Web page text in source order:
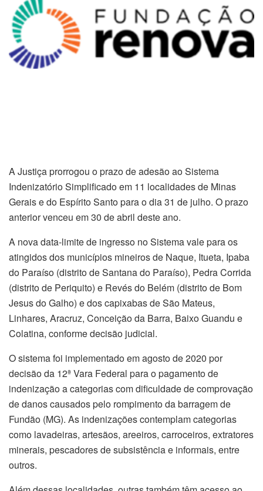
A Justiça prorrogou o prazo de adesão ao Sistema
Indenizatório Simplificado em 11 localidades de Minas
Gerais e do Espírito Santo para o dia 31 de julho. O prazo
anterior venceu em 30 de abril deste ano.
A nova data-limite de ingresso no Sistema vale para os
atingidos dos municípios mineiros de Naque, Itueta, Ipaba
do Paraíso (distrito de Santana do Paraíso), Pedra Corrida
(distrito de Periquito) e Revés do Belém (distrito de Bom
Jesus do Galho) e dos capixabas de São Mateus,
Linhares, Aracruz, Conceição da Barra, Baixo Guandu e
Colatina, conforme decisão judicial.
O sistema foi implementado em agosto de 2020 por
decisão da 12ª Vara Federal para o pagamento de
indenização a categorias com dificuldade de comprovação
de danos causados pelo rompimento da barragem de
Fundão (MG). As indenizações contemplam categorias
como lavadeiras, artesãos, areeiros, carroceiros, extratores
minerais, pescadores de subsistência e informais, entre
outros.